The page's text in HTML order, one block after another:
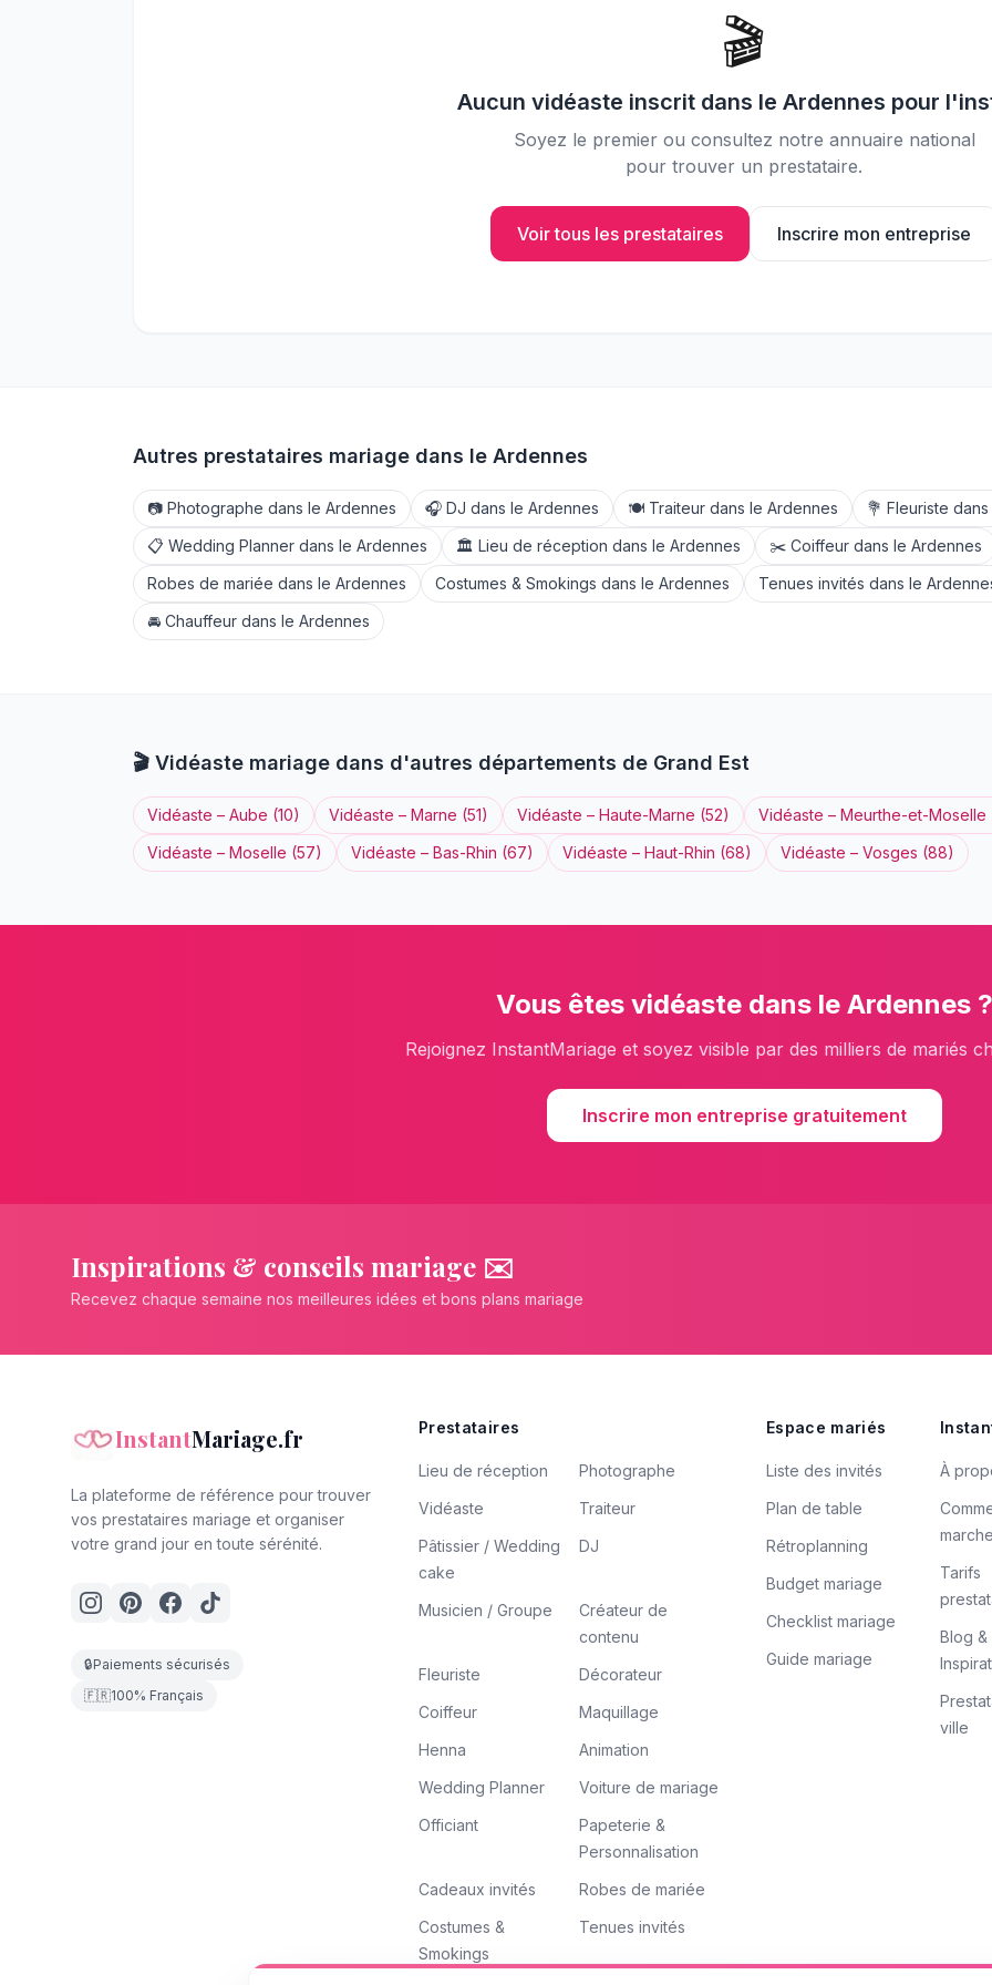
🎬
Aucun vidéaste inscrit dans le Ardennes pour
Soyez le premier ou consultez notre annuaire national
pour trouver un prestataire.
Voir tous les prestataires Inscrire mon entreprise
Autres prestataires mariage dans le Ardennes
📷 Photographe dans le Ardennes 🎧 DJ dans le Ardennes 🍽️ Traiteur dans le Ardennes 💐 Fleuriste
📋 Wedding Planner dans le Ardennes 🏛️ Lieu de réception dans le Ardennes ✂️ Coiffeur dans le Ardennes
Robes de mariée dans le Ardennes Costumes & Smokings dans le Ardennes Tenues invités dans le
🚘 Chauffeur dans le Ardennes
🎬 Vidéaste mariage dans d'autres départements de Grand Est
Vidéaste – Aube (10) Vidéaste – Marne (51) Vidéaste – Haute-Marne (52) Vidéaste – Meurthe-et-Moselle
Vidéaste – Moselle (57) Vidéaste – Bas-Rhin (67) Vidéaste – Haut-Rhin (68) Vidéaste – Vosges (88)
Vous êtes vidéastedans le Ardennes?
Rejoignez InstantMariage et soyez visible par des milliers de mariés
Inscrire mon entreprise gratuitement
Inspirations & conseils mariage ✉️
Recevez chaque semaine nos meilleures idées et bons plans mariage
InstantMariage.fr
La plateforme de référence pour trouver
vos prestataires mariage et organiser
votre grand jour en toute sérénité.
🔒Paiements sécurisés
🇫🇷100% Français
Prestataires
Lieu de réception
Photographe
Vidéaste
Traiteur
Pâtissier / Wedding
cake
DJ
Musicien / Groupe
Créateur de
contenu
Fleuriste
Décorateur
Coiffeur
Maquillage
Henna
Animation
Wedding Planner
Voiture de mariage
Officiant
Papeterie &
Personnalisation
Cadeaux invités
Robes de mariée
Costumes &
Smokings
Tenues invités
Espace mariés
Liste des invités
Plan de table
Rétroplanning
Budget mariage
Checklist mariage
Guide mariage
À
Tarifs
Blog &
ville